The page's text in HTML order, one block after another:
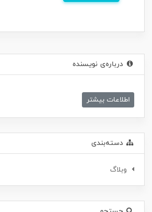
درباره‌ی نویسنده
اطلاعات بیشتر
دسته‌بندی
وبلاگ